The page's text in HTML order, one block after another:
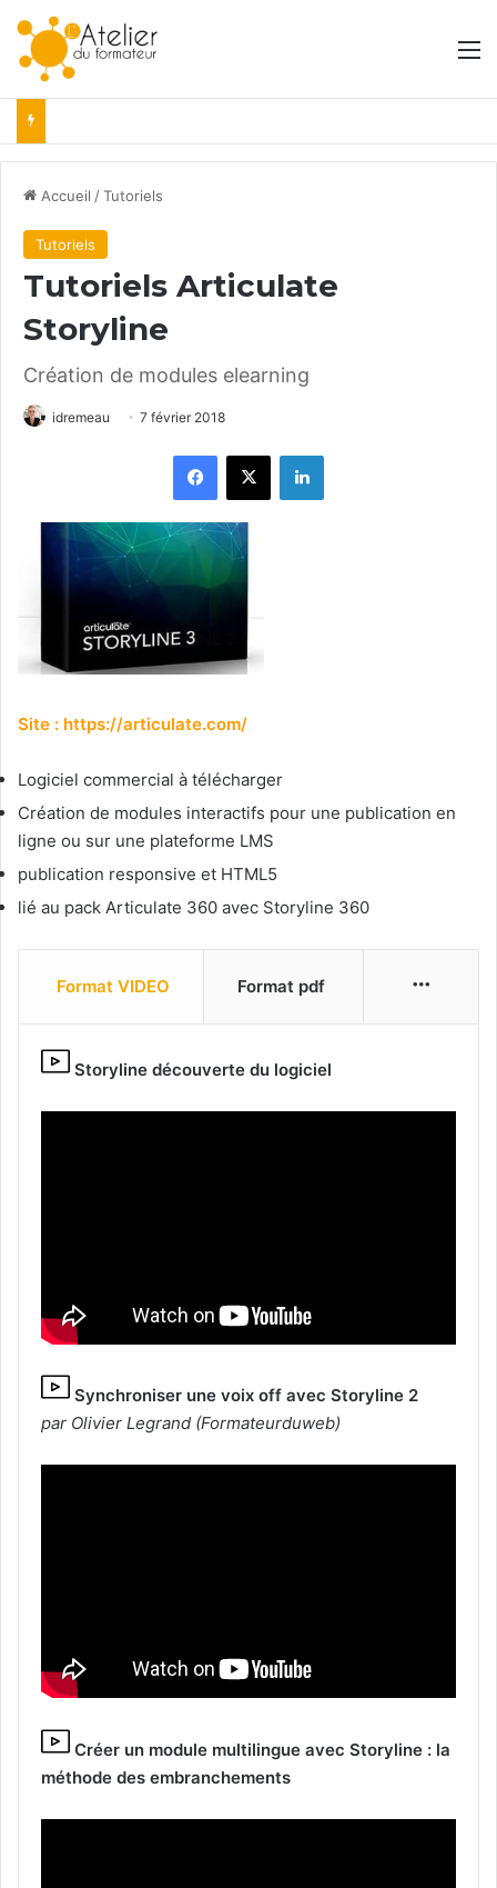
Accueil /Tutoriels
Tutoriels
Tutoriels Articulate
Storyline
Création de modules elearning
idremeau 7 février 2018
Facebook
X Linkedin
Site : https://articulate.com/
Logiciel commercial à télécharger
Création de modules interactifs pour une publication en
ligne ou sur une plateforme LMS
publication responsive et HTML5
lié au pack Articulate 360 avec Storyline 360
Format VIDEO Format pdf More
Storyline découverte du logiciel
Synchroniser une voix off avec Storyline 2
par Olivier Legrand (Formateurduweb)
Créer un module multilingue avec Storyline : la
méthode des embranchements